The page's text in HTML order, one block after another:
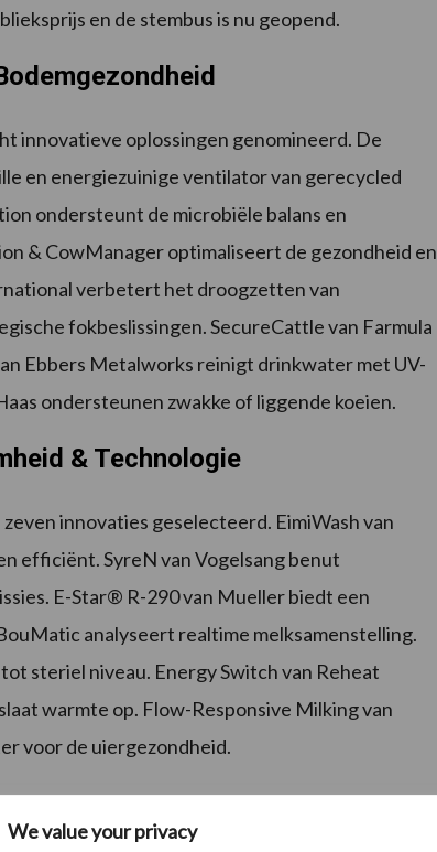
We value your privacy
en de stembus is nu geopend.
innovatieve oplossingen genomineerd. De
en energiezuinige ventilator van gerecycled
ondersteunt de microbiële balans en
& CowManager optimaliseert de gezondheid en
verbetert het droogzetten van
fokbeslissingen. SecureCattle van Farmula
Ebbers Metalworks reinigt drinkwater met UV-
ondersteunen zwakke of liggende koeien.
& Technologie
innovaties geselecteerd. EimiWash van
efficiënt. SyreN van Vogelsang benut
E-Star® R-290 van Mueller biedt een
analyseert realtime melksamenstelling.
steriel niveau. Energy Switch van Reheat
warmte op. Flow-Responsive Milking van
voor de uiergezondheid.